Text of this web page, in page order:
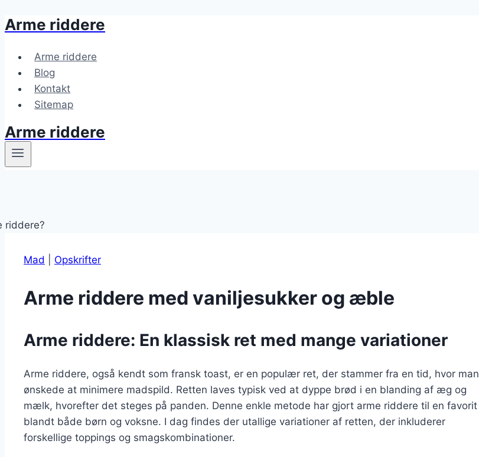
Fortsæt
indhold
Arme riddere
Arme riddere
Blog
Kontakt
Sitemap
Arme riddere
Mad Opskrifter
Arme riddere med vaniljesukker og æble
Arme riddere: En klassisk ret med mange variationer
Arme riddere, også kendt som fransk toast, er en populær ret, der stammer fra en tid, hvor man
ønskede at minimere madspild. Retten laves typisk ved at dyppe brød i en blanding af æg og
mælk, hvorefter det steges på panden. Denne enkle metode har gjort arme riddere til en favorit
blandt både børn og voksne. I dag findes der utallige variationer af retten, der inkluderer
forskellige toppings og smagskombinationer.